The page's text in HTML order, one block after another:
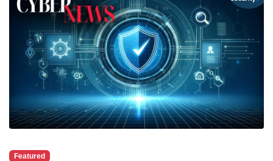
Featured